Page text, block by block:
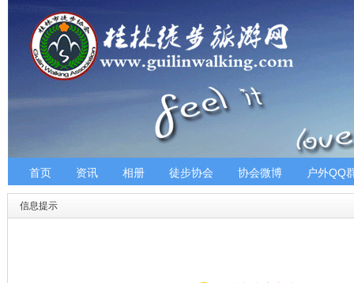
首页 资讯 相册 徒步协会 协会微博 户外QQ
信息提示